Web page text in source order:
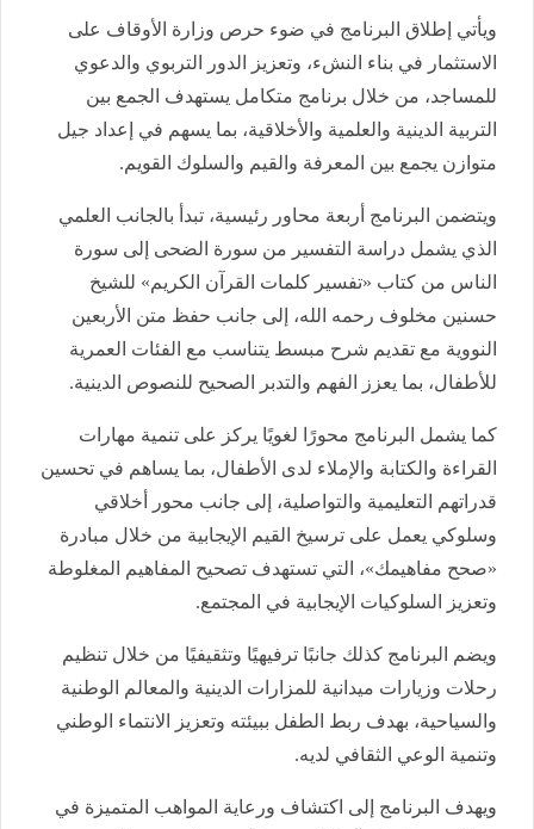
ويأتي إطلاق البرنامج في ضوء حرص وزارة الأوقاف على
الاستثمار في بناء النشء، وتعزيز الدور التربوي والدعوي
للمساجد، من خلال برنامج متكامل يستهدف الجمع بين
التربية الدينية والعلمية والأخلاقية، بما يسهم في إعداد جيل
متوازن يجمع بين المعرفة والقيم والسلوك القويم.
ويتضمن البرنامج أربعة محاور رئيسية، تبدأ بالجانب العلمي
الذي يشمل دراسة التفسير من سورة الضحى إلى سورة
الناس من كتاب «تفسير كلمات القرآن الكريم» للشيخ
حسنين مخلوف رحمه الله، إلى جانب حفظ متن الأربعين
النووية مع تقديم شرح مبسط يتناسب مع الفئات العمرية
للأطفال، بما يعزز الفهم والتدبر الصحيح للنصوص الدينية.
كما يشمل البرنامج محورًا لغويًا يركز على تنمية مهارات
القراءة والكتابة والإملاء لدى الأطفال، بما يساهم في تحسين
قدراتهم التعليمية والتواصلية، إلى جانب محور أخلاقي
وسلوكي يعمل على ترسيخ القيم الإيجابية من خلال مبادرة
«صحح مفاهيمك»، التي تستهدف تصحيح المفاهيم المغلوطة
وتعزيز السلوكيات الإيجابية في المجتمع.
ويضم البرنامج كذلك جانبًا ترفيهيًا وتثقيفيًا من خلال تنظيم
رحلات وزيارات ميدانية للمزارات الدينية والمعالم الوطنية
والسياحية، بهدف ربط الطفل ببيئته وتعزيز الانتماء الوطني
وتنمية الوعي الثقافي لديه.
ويهدف البرنامج إلى اكتشاف ورعاية المواهب المتميزة في